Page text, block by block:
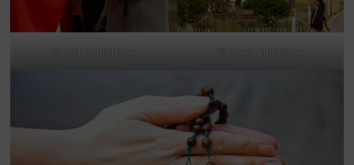
© Saint Ambroise © Saint Ambroise